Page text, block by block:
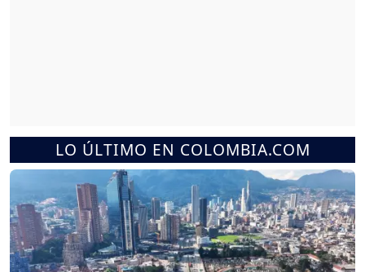
LO ÚLTIMO EN COLOMBIA.COM